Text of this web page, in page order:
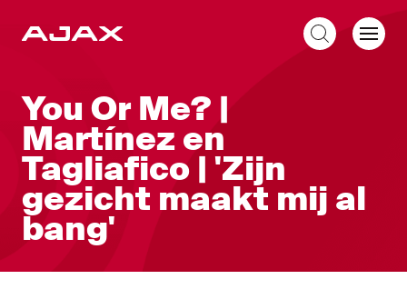
You Or Me? |
Martínez en
Tagliafico | 'Zijn
gezicht maakt mij al
bang'